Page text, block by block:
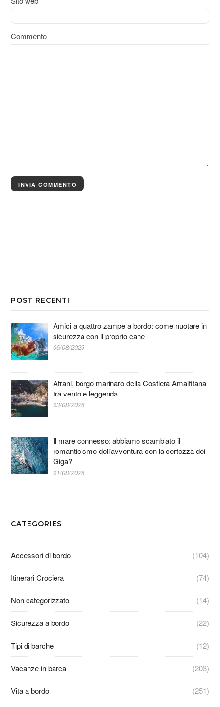
Commento
POST RECENTI
Amici a quattro zampe a bordo: come nuotare in
sicurezza con il proprio cane
06/08/2026
Atrani, borgo marinaro della Costiera Amalfitana
tra vento e leggenda
03/08/2026
Il mare connesso: abbiamo scambiato il
romanticismo dell’avventura con la certezza dei
Giga?
01/08/2026
CATEGORIES
Accessori di bordo (104)
Itinerari Crociera (74)
Non categorizzato (14)
Sicurezza a bordo (22)
Tipi di barche (12)
Vacanze in barca (203)
Vita a bordo (251)